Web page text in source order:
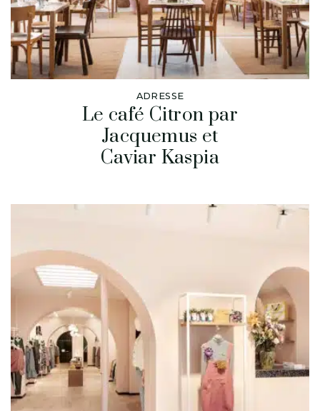
ADRESSE
Le café Citron par
Jacquemus et
Caviar Kaspia